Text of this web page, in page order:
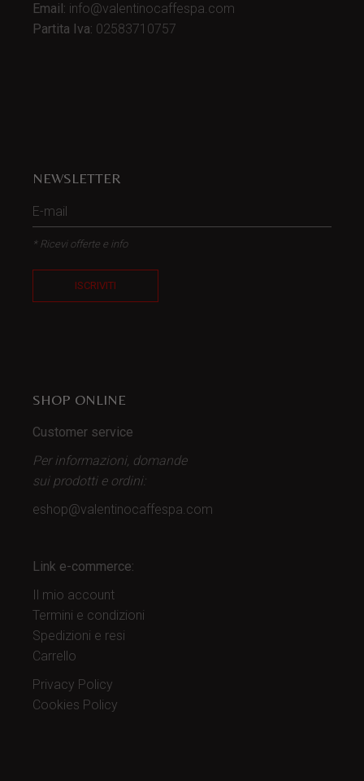
Email: info@valentinocaffespa.com
Partita Iva: 02583710757
NEWSLETTER
* Ricevi offerte e info
ISCRIVITI
SHOP ONLINE
Customer service
Per informazioni, domande
sui prodotti e ordini:
eshop@valentinocaffespa.com
Link e-commerce:
Il mio account
Termini e condizioni
Spedizioni e resi
Carrello
Privacy Policy
Cookies Policy